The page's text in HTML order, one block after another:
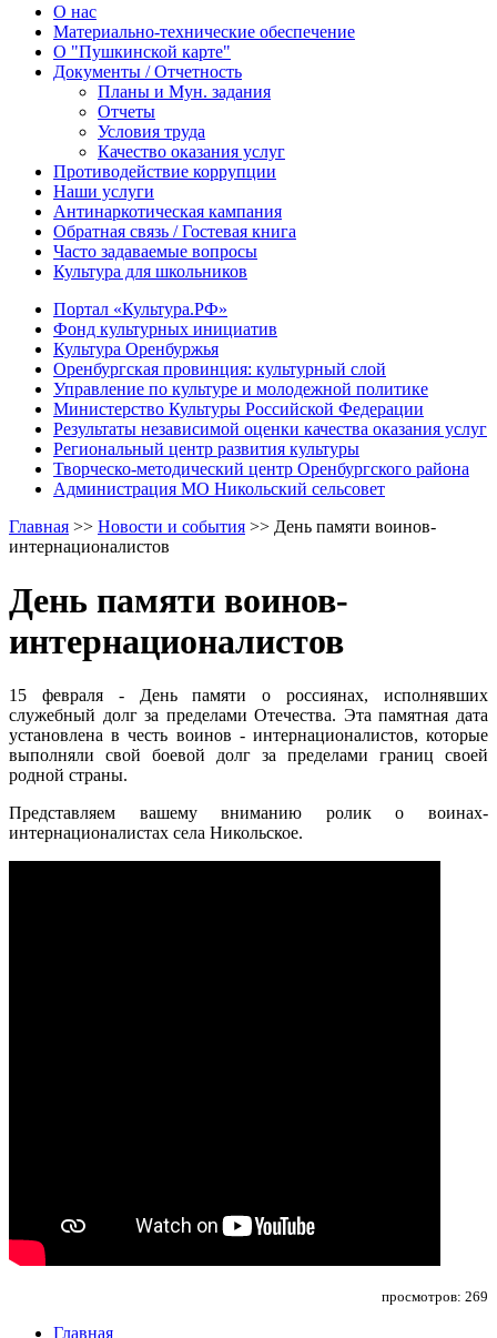
О нас
Материально-технические обеспечение
О "Пушкинской карте"
Документы / Отчетность
Планы и Мун. задания
Отчеты
Условия труда
Качество оказания услуг
Противодействие коррупции
Наши услуги
Антинаркотическая кампания
Обратная связь / Гостевая книга
Часто задаваемые вопросы
Культура для школьников
Портал «Культура.РФ»
Фонд культурных инициатив
Культура Оренбуржья
Оренбургская провинция: культурный слой
Управление по культуре и молодежной политике
Министерство Культуры Российской Федерации
Результаты независимой оценки качества оказания услуг
Региональный центр развития культуры
Творческо-методический центр Оренбургского района
Администрация МО Никольский сельсовет
Главная >> Новости и события >> День памяти воинов-
интернационалистов
День памяти воинов-
интернационалистов
15 февраля - День памяти о россиянах, исполнявших
служебный долг за пределами Отечества. Эта памятная дата
установлена в честь воинов - интернационалистов, которые
выполняли свой боевой долг за пределами границ своей
родной страны.
Представляем вашему вниманию ролик о воинах-
интернационалистах села Никольское.
просмотров: 269
Главная